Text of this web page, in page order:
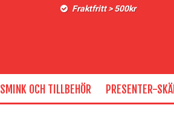
Fraktfritt > 500kr
SMINK OCH TILLBEHÖR PRESENTER-